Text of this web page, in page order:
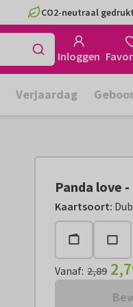
CO2-neutraal gedrukt
Inloggen
Verjaardag
Panda love -
Kaartsoort:
Vanaf:€ 2,79
Vanaf: 2,89